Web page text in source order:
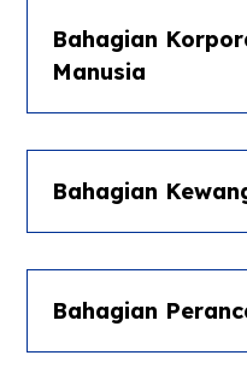
Bahagian
Manusia
Bahagian
Bahagian